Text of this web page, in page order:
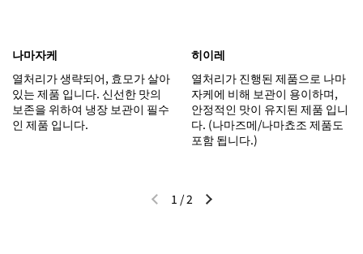
나마자케
열처리가 생략되어, 효모가 살아
있는 제품 입니다. 신선한 맛의
보존을 위하여 냉장 보관이 필수
인 제품 입니다.
히이레
열처리가 진행된 제품으로 나마
자케에 비해 보관이 용이하며,
안정적인 맛이 유지된 제품 입니
다. (나마즈메/나마쵸조 제품도
포함 됩니다.)
이전 슬라이드다음 슬라이드
1 /2